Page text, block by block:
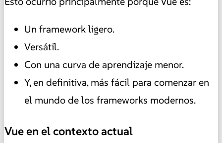
Un framework ligero.
Versátil.
Con una curva de aprendizaje menor.
Y, en definitiva, más fácil para comenzar en
el mundo de los frameworks modernos.
Vue en el contexto actual